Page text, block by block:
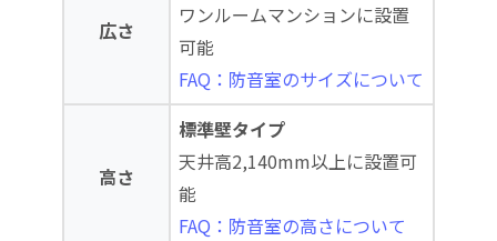
広さ
ワンルームマンションに設置
可能
FAQ：防音室のサイズについて
高さ
標準壁タイプ
天井高2,140mm以上に設置可
能
FAQ：防音室の高さについて